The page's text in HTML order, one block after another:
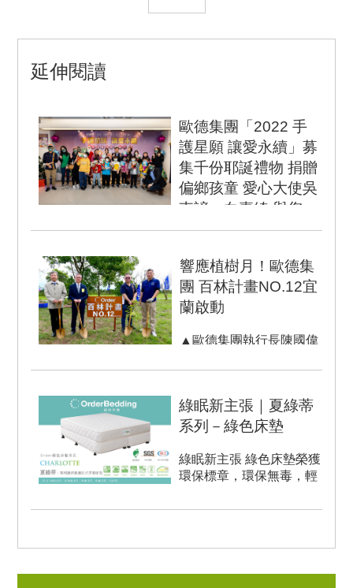
延伸閱讀
歐德集團「2022 手
護星願 讓愛永續」募
集千份耶誕禮物 捐贈
偏鄉孩童 愛心大使吳
東諺、白嘉綺 與您一
起送愛心
「孩子的笑容是最美的幸
福」，疫情影響，台灣各
行各業受創，很多社福單
位受到波及，募款不...
響應植樹月！歐德集
團 百林計畫NO.12宜
蘭啟動
▲歐德集團執行長陳國偉
聲(左二)、 耕莘專校副校
綠眠新主張｜夏綠蒂
系列－綠色床墊
綠眠新主張 綠色床墊榮獲
環保標章，環保無毒，輕